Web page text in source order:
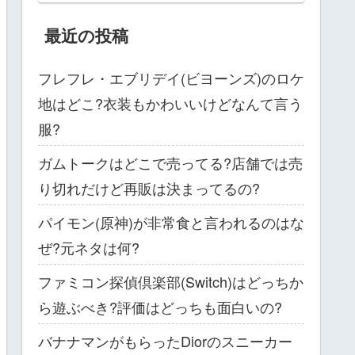
最近の投稿
フレフレ・エブリデイ(ビヨーンズ)のロケ
地はどこ?衣装もかわいいけどなんて言う
服?
ガムトークはどこで売ってる?店舗では売
り切れだけど再販は決まってるの?
パイモン(原神)が非常食と言われるのはな
ぜ?元ネタは何?
ファミコン探偵倶楽部(Switch)はどっちか
ら遊ぶべき?評価はどっちも面白いの?
バナナマンがもらったDiorのスニーカー